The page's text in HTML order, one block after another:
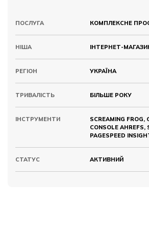
ПОСЛУГА КОМПЛЕКСНЕ
НІША ІНТЕРНЕТ-
РЕГІОН УКРАЇНА
ТРИВАЛІСТЬ БІЛЬШЕ РОКУ
ІНСТРУМЕНТИ
SCREAMING FROG,
CONSOLE AHREFS,
PAGESPEED
СТАТУС АКТИВНИЙ